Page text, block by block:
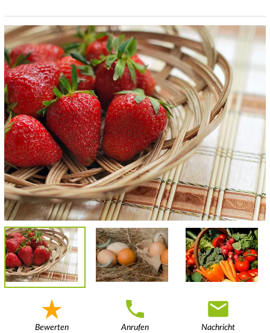
Bewerten Anrufen Nachricht